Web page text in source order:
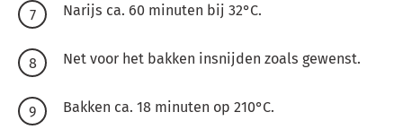
Narijs ca. 60 minuten bij 32°C.
Net voor het bakken insnijden zoals gewenst.
Bakken ca. 18 minuten op 210°C.